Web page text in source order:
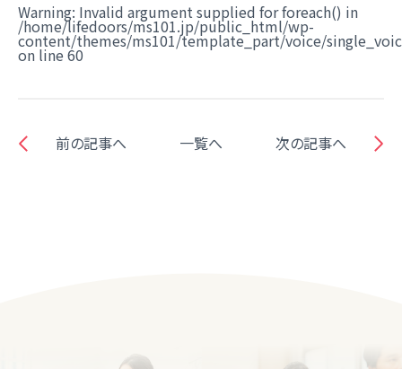
Warning: Invalid argument supplied for foreach() in
/home/lifedoors/ms101.jp/public_html/wp-
content/themes/ms101/template_part/voice/
on line 60
前の記事へ 一覧へ 次の記事へ